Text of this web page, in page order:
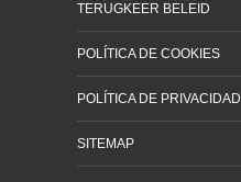
TERUGKEER BELEID
POLÍTICA DE COOKIES
POLÍTICA DE PRIVACIDAD
SITEMAP